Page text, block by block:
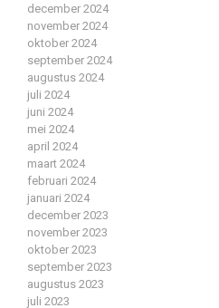
december 2024
november 2024
oktober 2024
september 2024
augustus 2024
juli 2024
juni 2024
mei 2024
april 2024
maart 2024
februari 2024
januari 2024
december 2023
november 2023
oktober 2023
september 2023
augustus 2023
juli 2023